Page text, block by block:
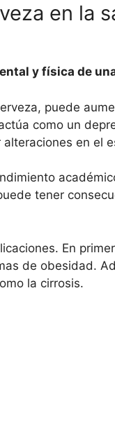
en la
y física de
puede
como un
en el
tener
En
de obesidad.
la cirrosis.